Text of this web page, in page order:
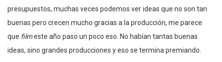
presupuestos, muchas veces podemos ver ideas que no son tan
buenas pero crecen mucho gracias a la producción, me parece
que filmeste año paso un poco eso. No habían tantas buenas
ideas, sino grandes producciones y eso se termina premiando.